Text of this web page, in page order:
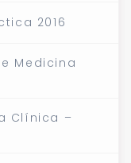
2016
Medicina
Clínica –